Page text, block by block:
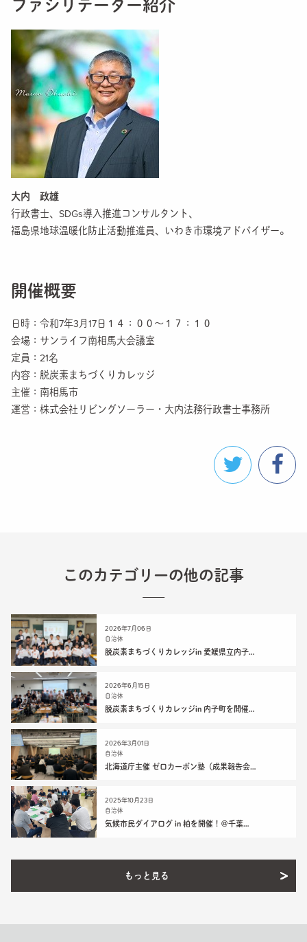
ファシリテーター紹介
大内 政雄
行政書士、SDGs導入推進コンサルタント、
福島県地球温暖化防止活動推進員、いわき市環境アドバイザー。
開催概要
日時：令和7年3月17日１４：００～１７：１０
会場：サンライフ南相馬大会議室
定員：21名
内容：脱炭素まちづくりカレッジ
主催：南相馬市
運営：株式会社リビングソーラー・大内法務行政書士事務所
このカテゴリーの他の記事
2026年7月06日
自治体
脱炭素まちづくりカレッジin 愛媛県立内子…
2026年6月15日
自治体
脱炭素まちづくりカレッジin 内子町を開催…
2026年3月01日
自治体
北海道庁主催 ゼロカーボン塾（成果報告会…
2025年10月23日
自治体
気候市民ダイアログ in 柏を開催！＠千葉…
もっと見る